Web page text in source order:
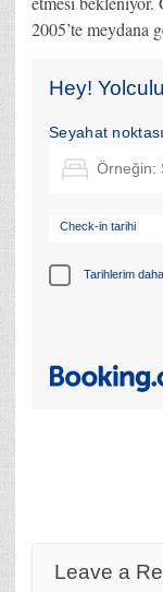
2005’te meydana
Hey!
Seyahat noktası
Check-in tarihi
Tarihlerim
Leave a